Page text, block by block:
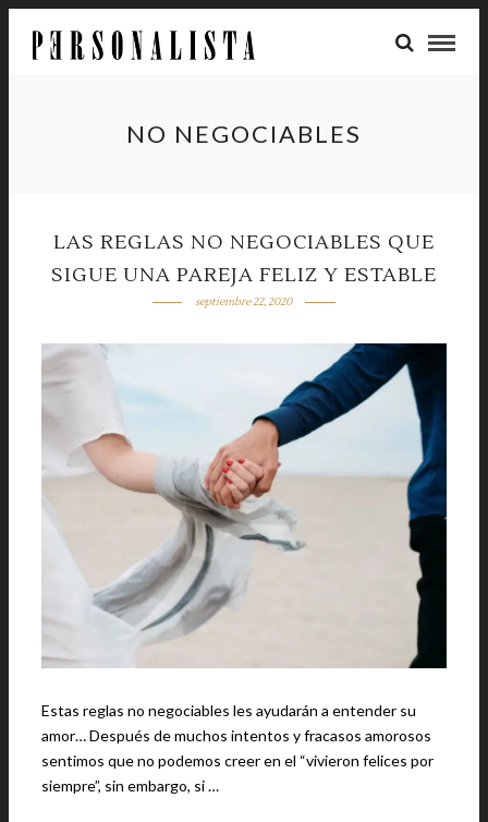
NO NEGOCIABLES
LAS REGLAS NO NEGOCIABLES QUE
SIGUE UNA PAREJA FELIZ Y ESTABLE
septiembre 22, 2020
Estas reglas no negociables les ayudarán a entender su
amor… Después de muchos intentos y fracasos amorosos
sentimos que no podemos creer en el “vivieron felices por
siempre”, sin embargo, si …